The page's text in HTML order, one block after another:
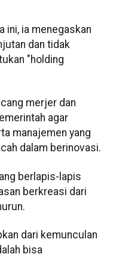
ini, ia menegaskan
dan tidak
"holding
merjer dan
agar
manajemen yang
dalam berinovasi.
berlapis-lapis
berkreasi dari
dari kemunculan
bisa